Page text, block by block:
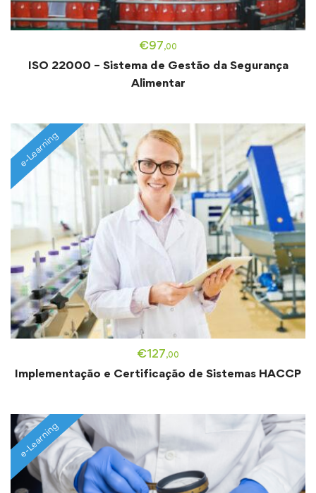
€97,00
ISO 22000 – Sistema de Gestão da Segurança
Alimentar
€127,00
e-Learning
Implementação e Certificação de Sistemas HACCP
e-Learning